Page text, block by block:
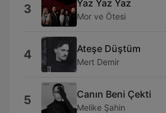
3 Yaz Yaz Yaz
Mor ve Ötesi
4 Ateşe Düştüm
Mert Demir
5 Canın Beni Çekti
Melike Şahin